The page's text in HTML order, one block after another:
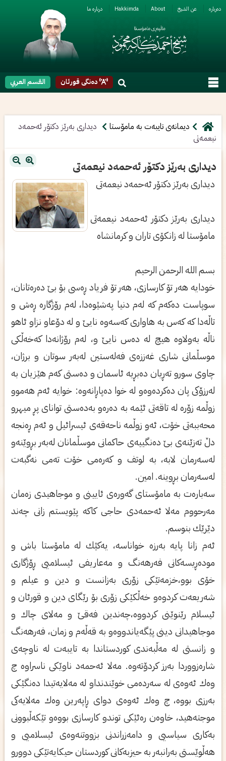
عن الشیخ Hakkimda About دربارە ما
القسم العربي دەنگی قورئان
دیمانەی تایبەت بە مامۆستا
دیداری‌ به‌رێز دكتۆر ئه‌حمه‌د
نیعمه‌تی‌
دیداری‌ به‌رێز دكتۆر ئه‌حمه‌د نیعمه‌تی‌
دیداری‌ به‌رێز دكتۆر ئه‌حمه‌د نیعمه‌تی‌
دیداری‌ به‌رێز دكتۆر ئه‌حمه‌د نیعمه‌تی‌
مامۆستا له‌ زانكۆی تاران و كرمانشاه
بسم الله‌ الرحمن الرحیم
خودایه‌ هه‌ر تۆ كارسازی‌، هه‌ر تۆ فریاد ڕه‌سی‌ بۆ بێ‌ ده‌ره‌تانان،
سوپاست ده‌كه‌م كه‌ له‌م دنیا په‌شێوه‌دا، له‌م رۆژگاره‌ ڕه‌ش و
تاڵه‌دا كه‌ كه‌س به‌ هاواری‌ كه‌سه‌وه‌ نایێ‌ و له‌ دۆعاو نزاو ئاهو
ناڵه‌ به‌ولاوه‌ هیچ له‌ ده‌س نایێ‌ و، له‌م رۆژانه‌دا كه‌خه‌ڵكی‌
موسڵمانی‌ شاری‌ غه‌ززه‌ی‌ فه‌له‌ستین له‌به‌ر سوتان و برژان،
چاوی‌ سورو ته‌ڕیان ده‌بڕیه‌ ئاسمان و ده‌ستی‌ كه‌م هێزیان به‌
له‌رزۆكی‌ پان ده‌كرده‌وه‌و له‌ خوا ده‌پاڕانه‌وه‌: خوایه‌ ئه‌م هه‌موو
زوڵمه‌ زۆره‌ له‌ تاقه‌تی‌ ئێمه‌ به‌ ده‌ره‌و به‌ده‌ستی‌ توانای‌ پڕ میهرو
محه‌ببه‌تی‌ خۆت، ئه‌و زوڵمه‌ ناحه‌قه‌ی‌ ئیسرائیل و ئه‌م ڕه‌نجه‌
دڵ ته‌زێنه‌ی‌ بێ‌ ده‌نگییه‌ی‌ حاكمانی‌ موسڵمانان له‌به‌ر بڕوێنه‌و
له‌سه‌رمان لابه‌، به‌ لوتف و كه‌ره‌می‌ خۆت ته‌می‌ نه‌گبه‌ت
له‌سه‌رمان بڕوینه‌. امین.
سه‌باره‌ت به‌ مامۆستای‌ گه‌وره‌ی‌ ئایینی‌ و موجاهیدی‌ زه‌مان
مه‌رحووم مه‌لا ئه‌حمه‌دی‌ حاجی‌ كاكه‌ پێویستم زانی‌ چه‌ند
دێرێك بنوسم.
ئه‌م زانا پایه‌ به‌رزه‌ خواناسه‌، یه‌كێك له‌ مامۆستا باش و
موده‌ڕیسه‌كانی‌ فه‌رهه‌نگ و مه‌عاریفی‌ ئیسلامیی‌ ڕۆژگاری‌
خۆی‌ بوو،خزمه‌تێكی‌ زۆری‌ به‌زانست و دین و عیلم و
شه‌ریعه‌ت كردوه‌و خه‌ڵكێكی‌ زۆری‌ بۆ رێگای‌ دین و قورئان و
ئیسلام رێنوێنی‌ كردووه‌،چه‌ندین فه‌قێ‌ و مه‌لای‌ چاك و
موجاهیدانی‌ دینی‌ پێگه‌یاندووه‌و به‌ قه‌ڵه‌م و زمان، فه‌رهه‌نگ
و زانستی‌ له‌ مه‌ڵبه‌ندی‌ كوردستاندا به‌ تایبه‌ت له‌ ناوچه‌ی‌
شاره‌زووردا به‌رز كردۆته‌وه‌. مه‌لا ئه‌حمه‌د ناوێكی‌ ناسراوه‌ چ
وه‌ك ئه‌وه‌ی‌ له‌ سه‌رده‌می‌ خوێندنداو له‌ مه‌لایه‌تیدا ده‌نگێكی‌
به‌رزی‌ بووه‌، چ وه‌ك ئه‌وه‌ی‌ دوای‌ ڕاپه‌رین وه‌ك مه‌لایه‌كی‌
موجته‌هید، خاوه‌ن ره‌ئێكی‌ توندو كارسازی‌ بووه‌و تێكه‌ڵبوونی‌
به‌كاری‌ سیاسیی‌ و دامه‌زراندنی‌ بزووتنه‌وه‌ی‌ ئیسلامیی‌ و
هه‌ڵوێستی‌ به‌رانبه‌ر به‌ حیزبه‌كانی‌ كوردستان حیكایه‌تێكی‌ دوورو